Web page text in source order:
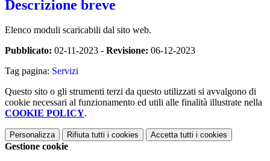
Descrizione breve
Elenco moduli scaricabili dal sito web.
Pubblicato: 02-11-2023 - Revisione: 06-12-2023
Tag pagina: Servizi
Questo sito o gli strumenti terzi da questo utilizzati si avvalgono di
cookie necessari al funzionamento ed utili alle finalità illustrate nella
COOKIE POLICY.
Personalizza Rifiuta tutti i cookies Accetta tutti i cookies
Gestione cookie